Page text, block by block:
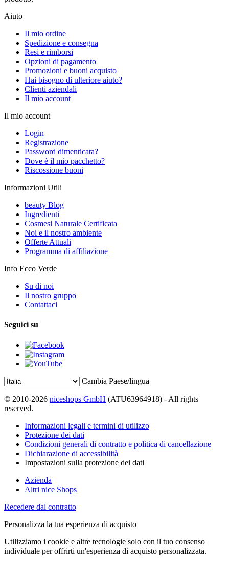
Aiuto
Il mio ordine
Spedizione e consegna
Resi e rimborsi
Opzioni di pagamento
Promozioni e buoni acquisto
Hai bisogno di ulteriore aiuto?
Clienti aziendali
Il mio account
Il mio account
Login
Registrazione
Password dimenticata?
Dove è il mio pacchetto?
Riscossione buoni
Informazioni Utili
beauty Blog
Ingredienti
Cosmesi Naturale Certificata
Noi e il nostro ambiente
Offerte Attuali
Programma di affiliazione
Info Ecco Verde
Su di noi
Il nostro gruppo
Contattaci
Seguici su
Cambia Paese/lingua
© 2010-2026 niceshops GmbH (ATU63964918) - All rights
reserved.
Informazioni legali e termini di utilizzo
Protezione dei dati
Condizioni generali di contratto e politica di cancellazione
Dichiarazione di accessibilità
Impostazioni sulla protezione dei dati
Azienda
Altri nice Shops
Recedere dal contratto
Personalizza la tua esperienza di acquisto
Utilizziamo i cookie e altre tecnologie solo con il tuo consenso
individuale per offrirti un'esperienza di acquisto personalizzata.